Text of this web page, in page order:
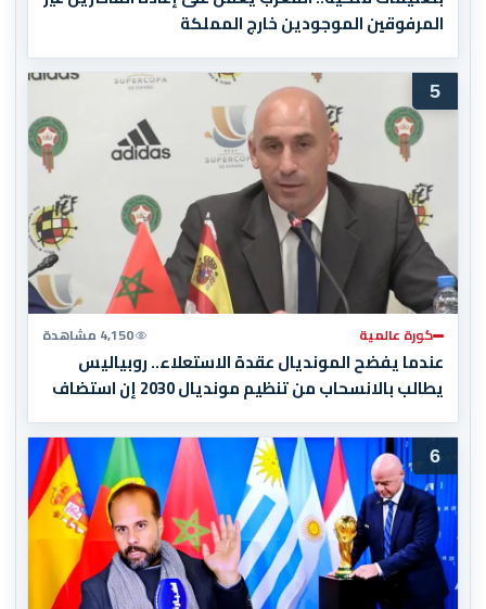
المرفوقين الموجودين خارج المملكة
5
كورة عالمية 4,150 مشاهدة
عندما يفضح المونديال عقدة الاستعلاء.. روبياليس
يطالب بالانسحاب من تنظيم مونديال 2030 إن استضاف
المغرب المباراة النهائية!
6